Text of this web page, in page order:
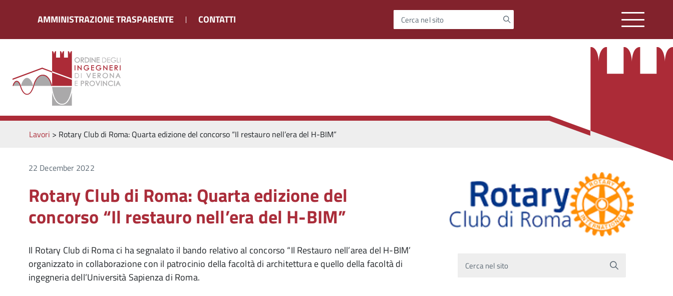
AMMINISTRAZIONE TRASPARENTE CONTATTI Cerca nel sito
Lavori > Rotary Club di Roma: Quarta edizione del concorso “Il restauro nell’era del H-BIM”
22 December 2022
Rotary Club di Roma: Quarta edizione del
concorso “Il restauro nell’era del H-BIM”
Il Rotary Club di Roma ci ha segnalato il bando relativo al concorso “Il Restauro nell’area del H-BIM’
organizzato in collaborazione con il patrocinio della facoltà di architettura e quello della facoltà di
ingegneria dell’Università Sapienza di Roma.
Cerca nel sito